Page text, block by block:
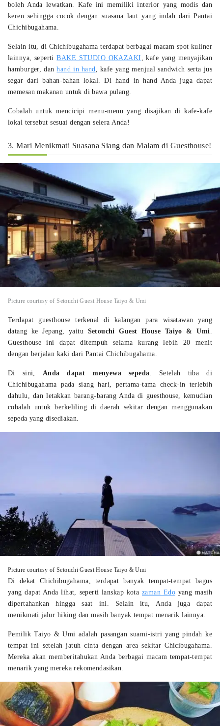
boleh Anda lewatkan. Kafe ini memiliki interior yang modis dan
keren sehingga cocok dengan suasana laut yang indah dari Pantai
Chichibugahama.
Selain itu, di Chichibugahama terdapat berbagai macam spot kuliner
lainnya, sepertiBAKE STUDIO OKAZAKI , kafe yang menyajikan
hamburger, danhand in hand
, kafe yang menjual sandwich serta jus
segar dari bahan-bahan lokal. Di hand in hand Anda juga dapat
memesan makanan untuk di bawa pulang.
Cobalah untuk mencicipi menu-menu yang disajikan di kafe-kafe
lokal tersebut sesuai dengan selera Anda!
3. Mari Menikmati Suasana Siang dan Malam di Guesthouse!
Picture courtesy of Setouchi Guest House Taiyo & Umi
Terdapat guesthouse terkenal di kalangan para wisatawan yang
datang ke Jepang, yaitu Setouchi Guest House Taiyo & Umi.
Guesthouse ini dapat ditempuh selama kurang lebih 20 menit
dengan berjalan kaki dari Pantai Chichibugahama.
Di sini, Anda dapat menyewa sepeda. Setelah tiba di
Chichibugahama pada siang hari, pertama-tama check-in terlebih
dahulu, dan letakkan barang-barang Anda di guesthouse, kemudian
cobalah untuk berkeliling di daerah sekitar dengan menggunakan
sepeda yang disediakan.
Picture courtesy of Setouchi Guest House Taiyo & Umi
Di dekat Chichibugahama, terdapat banyak tempat-tempat bagus
yang dapat Anda lihat, seperti lanskap kota zaman Edoyang masih
dipertahankan hingga saat ini. Selain itu, Anda juga dapat
menikmati jalur hiking dan masih banyak tempat menarik lainnya.
Pemilik Taiyo & Umi adalah pasangan suami-istri yang pindah ke
tempat ini setelah jatuh cinta dengan area sekitar Chicibugahama.
Mereka akan memberitahukan Anda berbagai macam tempat-tempat
menarik yang mereka rekomendasikan.